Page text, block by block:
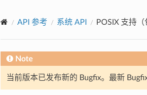
API 参考 系统 API POSIX 支持（
Note
当前版本已发布新的 Bugfix。最新